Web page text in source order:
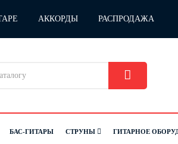
АККОРДЫ РАСПРОДАЖА
БАС-ГИТАРЫ СТРУНЫ ГИТАРНОЕ